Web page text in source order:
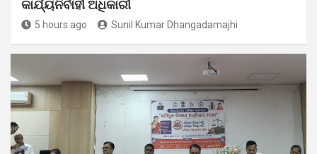
କାର୍ଯ୍ୟନିର୍ବାହୀ ଅଧିକାରୀ
5 hours ago Sunil Kumar Dhangadamajhi